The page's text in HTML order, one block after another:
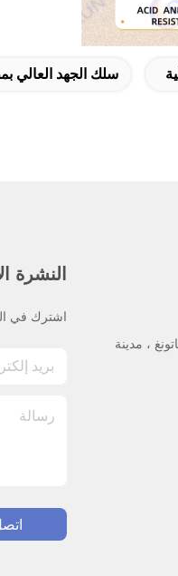
سلك الجهد العالي
2 ، رقم 31 طريق جياتونغ ، مدينة
النشرة
اشترك في